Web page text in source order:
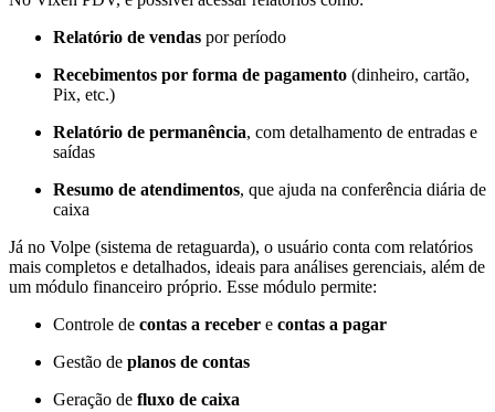
Relatório de vendas por período
Recebimentos por forma de pagamento (dinheiro, cartão,
Pix, etc.)
Relatório de permanência, com detalhamento de entradas e
saídas
Resumo de atendimentos, que ajuda na conferência diária de
caixa
Já no Volpe (sistema de retaguarda), o usuário conta com relatórios
mais completos e detalhados, ideais para análises gerenciais, além de
um módulo financeiro próprio. Esse módulo permite:
Controle de contas a receber e contas a pagar
Gestão de planos de contas
Geração de fluxo de caixa